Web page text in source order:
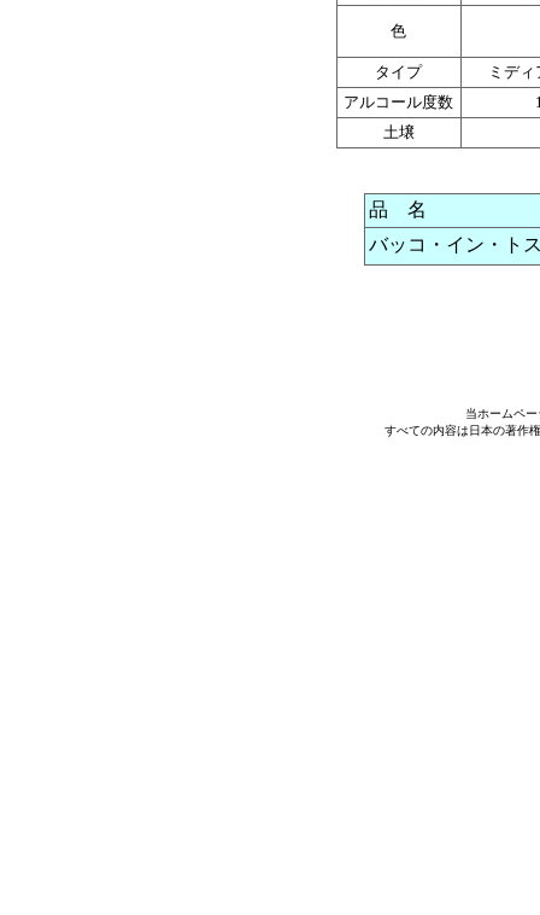
色
タイプ
ミデ
アルコール度数
土壌
品 名
バッコ・イン・ト
当ホームペ
すべての内容は日本の著作